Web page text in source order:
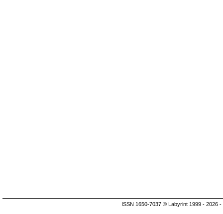
ISSN 1650-7037 © Labyrint 1999 - 2026 -